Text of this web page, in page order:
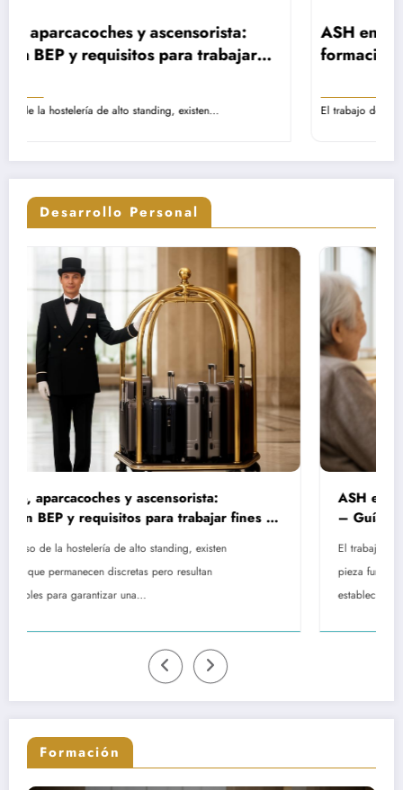
ASH en EHPAD: rol, remuneración y
formación – Guía completa sobre las
hospitalario
El trabajo del Agente de Servicio Hospitalario representa
Desarrollo Personal
fines de
ASH en EHPAD: rol, remuneración y
– Guía completa sobre las misiones del
El trabajo del Agente de Servicio Hospitalario representa
pieza fundamental en el funcionamiento diario de los
establecimientos dedicados al…
Formación